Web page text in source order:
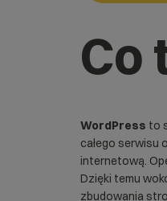
Co
WordPress to
całego serwisu
internetową.
Dzięki temu
zbudowania